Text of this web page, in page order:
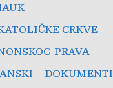
CRKVE
PRAVA
– DOKUMENTI